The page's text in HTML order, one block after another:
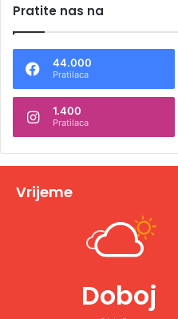
t
n
t
v
Pratite nas na
44.000
Pratilaca
1.400
Pratilaca
Vrijeme
Doboj